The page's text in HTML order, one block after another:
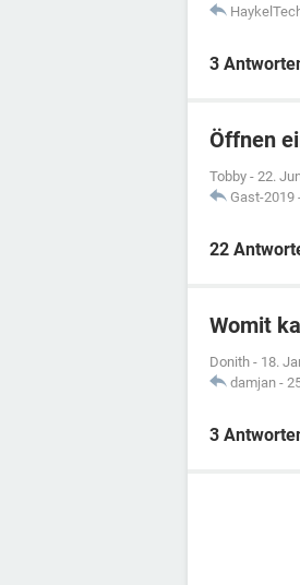
3
Öffnen
Tobby - 22.
Gast-2019
22
Womit
Donith - 18.
damjan -
3